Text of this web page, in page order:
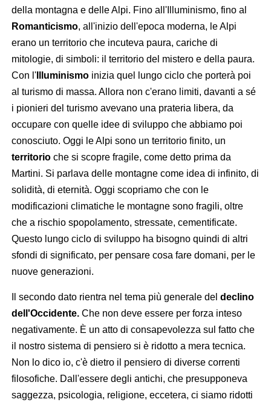
della montagna e delle Alpi. Fino all'Illuminismo, fino al
Romanticismo, all'inizio dell'epoca moderna, le Alpi
erano un territorio che incuteva paura, cariche di
mitologie, di simboli: il territorio del mistero e della paura.
Con l'Illuminismoinizia quel lungo ciclo che porterà poi
al turismo di massa. Allora non c'erano limiti, davanti a sé
i pionieri del turismo avevano una prateria libera, da
occupare con quelle idee di sviluppo che abbiamo poi
conosciuto. Oggi le Alpi sono un territorio finito, un
territorio che si scopre fragile, come detto prima da
Martini. Si parlava delle montagne come idea di infinito, di
solidità, di eternità. Oggi scopriamo che con le
modificazioni climatiche le montagne sono fragili, oltre
che a rischio spopolamento, stressate, cementificate.
Questo lungo ciclo di sviluppo ha bisogno quindi di altri
sfondi di significato, per pensare cosa fare domani, per le
nuove generazioni.
Il secondo dato rientra nel tema più generale del declino
dell'Occidente.Che non deve essere per forza inteso
negativamente. È un atto di consapevolezza sul fatto che
il nostro sistema di pensiero si è ridotto a mera tecnica.
Non lo dico io, c'è dietro il pensiero di diverse correnti
filosofiche. Dall'essere degli antichi, che presupponeva
saggezza, psicologia, religione, eccetera, ci siamo ridotti